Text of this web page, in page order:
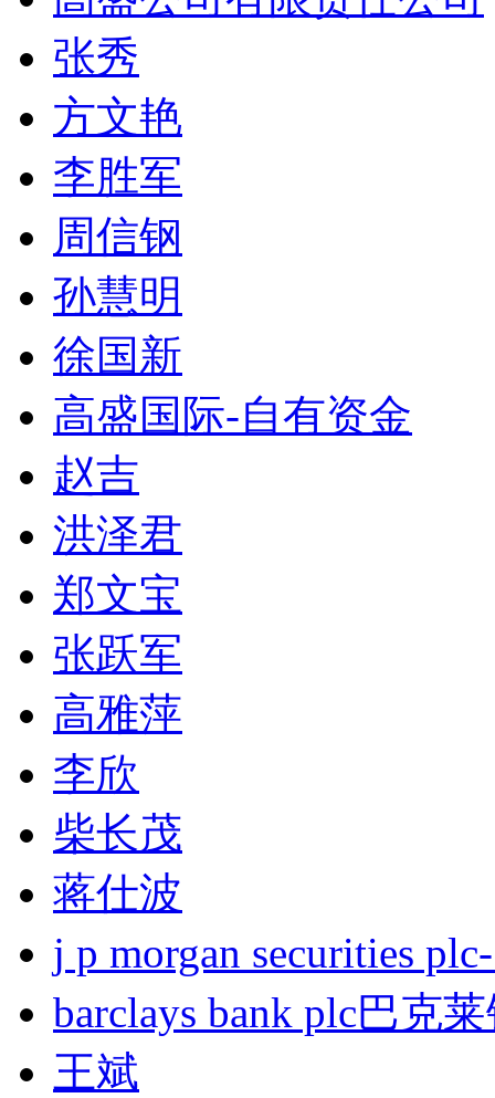
张秀
方文艳
李胜军
周信钢
孙慧明
徐国新
高盛国际-自有资金
赵吉
洪泽君
郑文宝
张跃军
高雅萍
李欣
柴长茂
蒋仕波
j p morgan securities
barclays bank plc巴克
王斌